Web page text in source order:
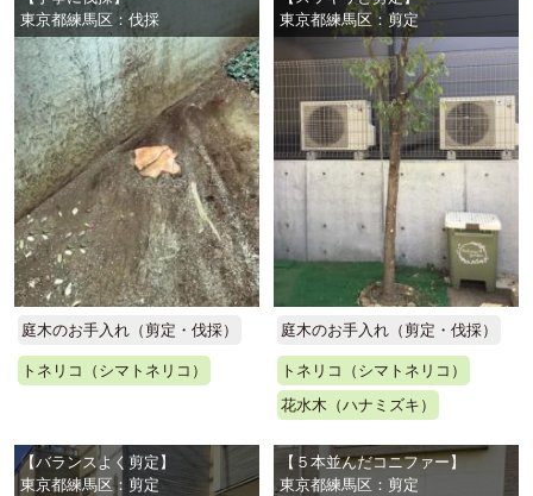
東京都練馬区：伐採
庭木のお手入れ（剪定・伐採）
トネリコ（シマトネリコ）
東京都練馬区：剪定
庭木のお手入れ（剪定・伐採）
トネリコ（シマトネリコ）
花水木（ハナミズキ）
【バランスよく剪定】
東京都練馬区：剪定
【５本並んだコニファー】
東京都練馬区：剪定